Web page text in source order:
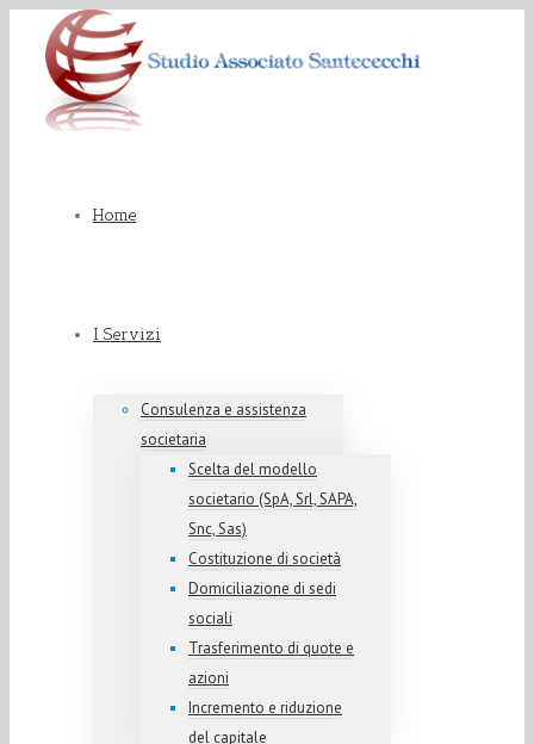
Home
I Servizi
Consulenza e assistenza
societaria
Scelta del modello
societario (SpA, Srl, SAPA,
Snc, Sas)
Costituzione di società
Domiciliazione di sedi
sociali
Trasferimento di quote e
azioni
Incremento e riduzione
del capitale